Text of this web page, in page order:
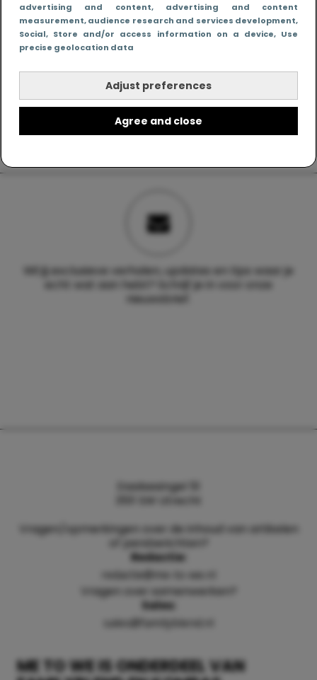
advertising and content, advertising and content
measurement, audience research and services development,
Social, Store and/or access information on a device, Use
precise geolocation data
Adjust preferences
Agree and close
Wil jij exclusieve verhalen, updates en tips waar je
echt wat aan hebt? Schrijf je in voor onze
nieuwsbrief.
ME TO WE IS ONDERDEEL VAN
Daalsesingel 51
3511 SW Utrecht
Vragen/opmerkingen over de inhoud van artikelen
of persberichten?
Redactie:
redactie@me-to-we.nl
Vragen over samenwerken?
Sales:
sales@familyblend.nl